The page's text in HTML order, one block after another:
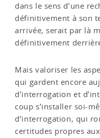
dans le sens d’une
définitivement à son
arrivée, serait par là
définitivement
Mais valoriser les
qui gardent encore
d’interrogation et
coup s’installer soi-
d’interrogation, qui
certitudes propres